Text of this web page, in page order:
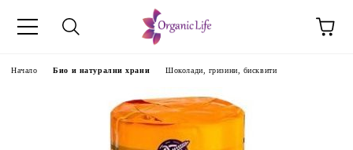
Начало Био и натурални храни Шоколади, гризини, бисквити